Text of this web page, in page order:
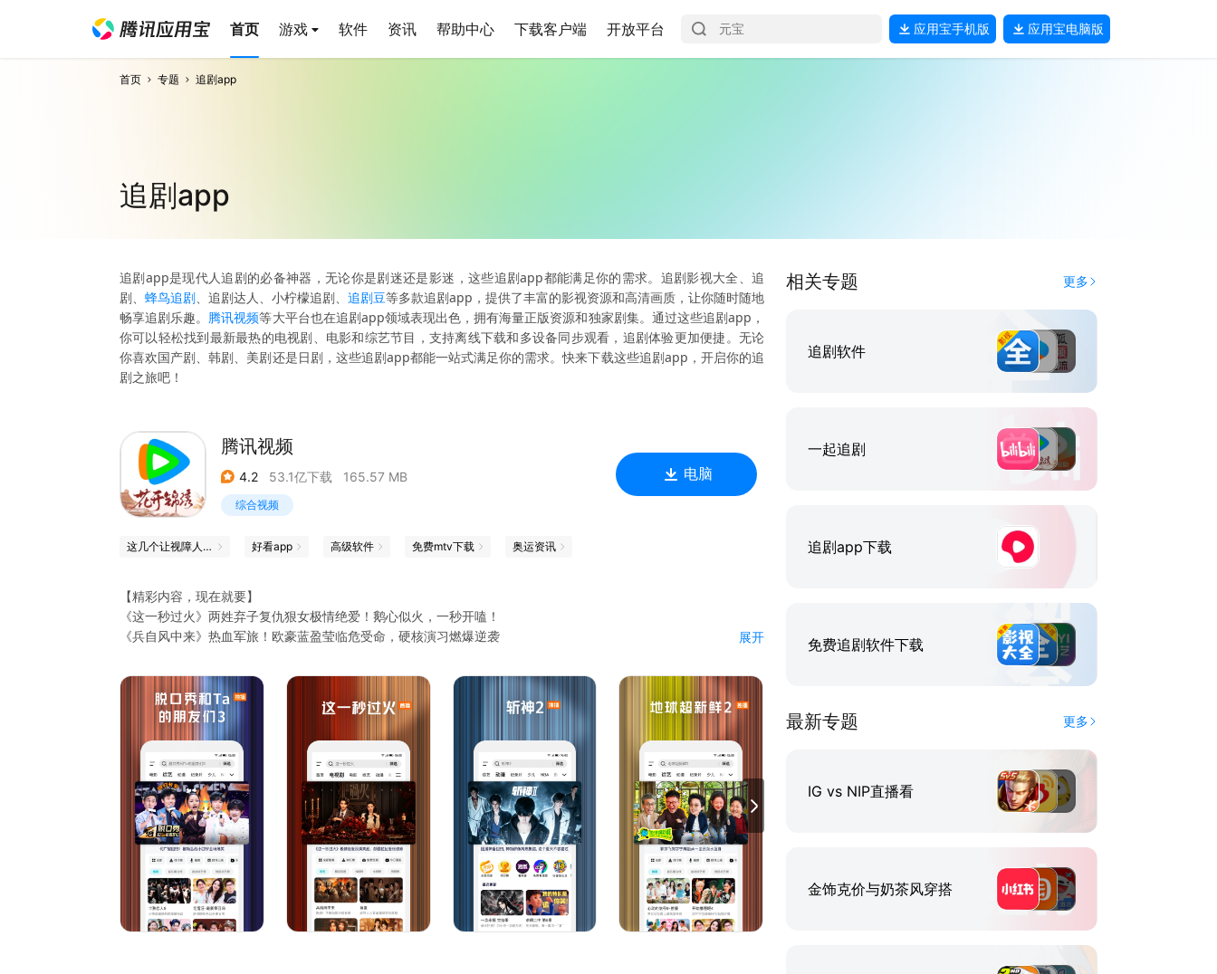
首页 游戏 软件 资讯 帮助中心 下载客户端 开放平台 应用宝手机版 应用宝电脑版
首页 专题 追剧app
追剧app
追剧app是现代人追剧的必备神器，无论你是剧迷还是影迷，这些追剧app都能满足你的需求。追剧影视大全、追
剧、 蜂鸟追剧、追剧达人、小柠檬追剧、 追剧豆等多款追剧app，提供了丰富的影视资源和高清画质，让你随时随地
畅享追剧乐趣。 腾讯视频等大平台也在追剧app领域表现出色，拥有海量正版资源和独家剧集。通过这些追剧app，
你可以轻松找到最新最热的电视剧、电影和综艺节目，支持离线下载和多设备同步观看，追剧体验更加便捷。无论
你喜欢国产剧、韩剧、美剧还是日剧，这些追剧app都能一站式满足你的需求。快来下载这些追剧app，开启你的追
剧之旅吧！
腾讯视频
4.2 53.1亿下载 165.57 MB
综合视频
电脑
这几个让视障人士世界「亮」起来的App 好看app 高级软件 免费mtv下载 奥运资讯
【精彩内容，现在就要】
《这一秒过火》两姓弃子复仇狠女极情绝爱！鹅心似火，一秒开嗑！
《兵自风中来》热血军旅！欧豪蓝盈莹临危受命，硬核演习燃爆逆袭
法国宫廷装扮，继承者之战打响！舞蹈比拼李乃文大劈叉被拖走，林一王玉雯竟是母子？陈星旭唯一全场“真孙子”！
《一饭封神 第2季》回归！顶级厨竞风云再起，原班人马全新赛制，残酷比拼下谁能晋级？剧毒石头鱼下锅，见手青
登场，爆浆烤羊眼惊呆谢霆锋！不看头衔只看厨艺，世界名厨为晋级拼了！
《寒战1994》郭富城、周润发、梁家辉再掀“寒战”狂潮，吴彦祖、刘俊谦正邪对决，权斗天花板再升级！
《10间敢死队》喜剧人绝境笑对人生，绝症患者组队实现遗愿清单
《今晚正好》马思纯、陈昊森直球野性恋，姐狗CP互撩撒糖
《斩神2》国漫神番回归，暑期必看！
《谷雨街后巷》穿过现实的迷宫，欢迎光临“谷雨街后巷”。
【意见反馈】
如遇问题或者有好的建议，欢迎加入QQ体验群反馈，将会有萌哒哒的视频妹为大家解答，并有持续好礼相送！官方
展开
相关专题 更多
追剧软件
一起追剧
追剧app下载
免费追剧软件下载
最新专题 更多
IG vs NIP直播看
金饰克价与奶茶风穿搭